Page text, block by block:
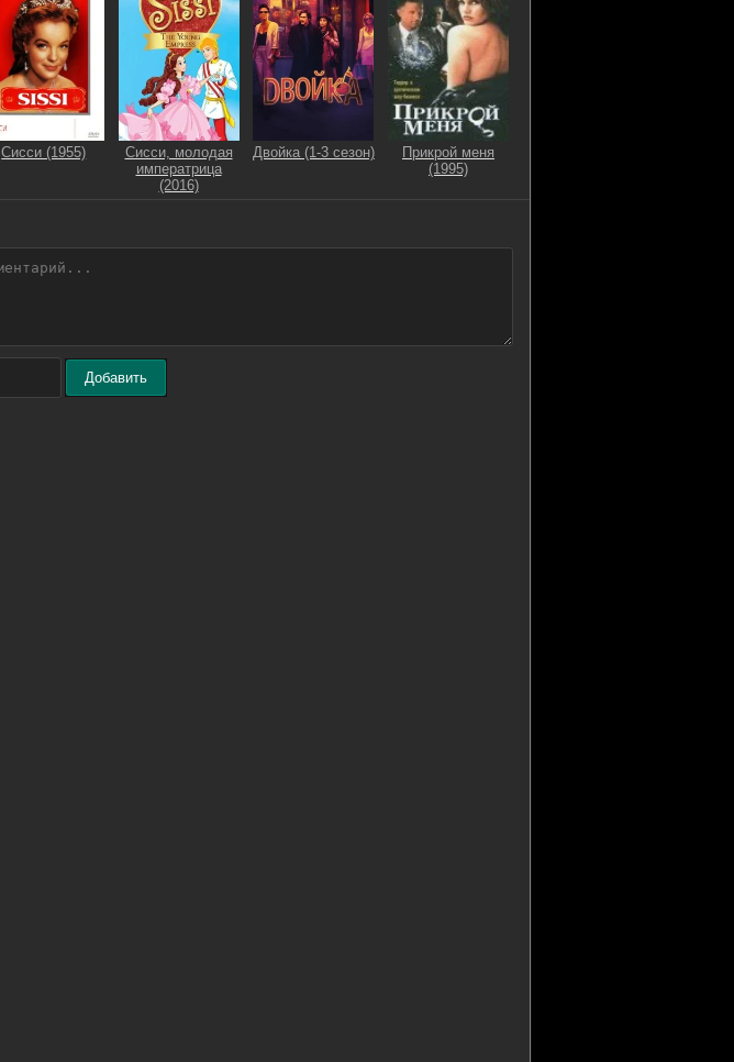
Сисси (1955)
Сисси, молодая
императрица
(2016)
Двойка (1-3 сезон)
Прикрой меня
(1995)
Добавить